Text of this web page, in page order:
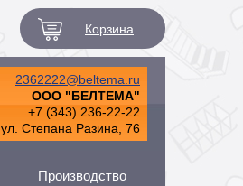
Корзина
2362222@beltema.ru
ООО "БЕЛТЕМА"
+7 (343) 236-22-22
ул. Степана Разина, 76
Производство